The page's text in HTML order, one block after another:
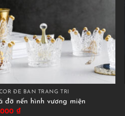
ĐỂ BÀN TRANG TRÍ
đỡ nến hình vương miện
₫